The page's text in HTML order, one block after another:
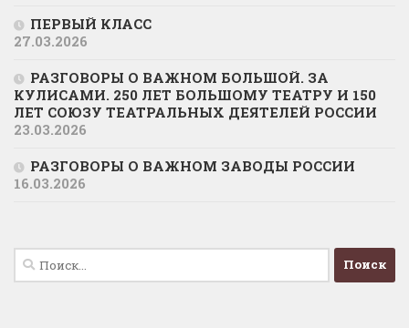
ПЕРВЫЙ КЛАСС
27.03.2026
РАЗГОВОРЫ О ВАЖНОМ БОЛЬШОЙ. ЗА
КУЛИСАМИ. 250 ЛЕТ БОЛЬШОМУ ТЕАТРУ И 150
ЛЕТ СОЮЗУ ТЕАТРАЛЬНЫХ ДЕЯТЕЛЕЙ РОССИИ
23.03.2026
РАЗГОВОРЫ О ВАЖНОМ ЗАВОДЫ РОССИИ
16.03.2026
Найти: